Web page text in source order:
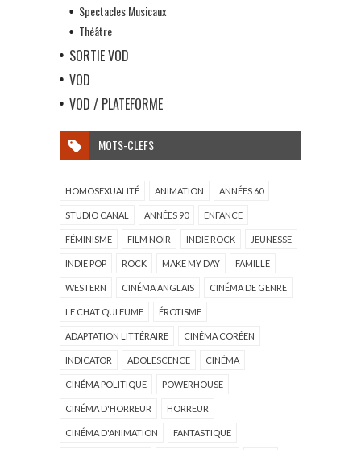
Spectacles Musicaux
Théâtre
SORTIE VOD
VOD
VOD / PLATEFORME
MOTS-CLEFS
HOMOSEXUALITÉ ANIMATION ANNÉES 60
STUDIO CANAL ANNÉES 90 ENFANCE
FÉMINISME FILM NOIR INDIE ROCK JEUNESSE
INDIE POP ROCK MAKE MY DAY FAMILLE
WESTERN CINÉMA ANGLAIS CINÉMA DE GENRE
LE CHAT QUI FUME ÉROTISME
ADAPTATION LITTÉRAIRE CINÉMA CORÉEN
INDICATOR ADOLESCENCE CINÉMA
CINÉMA POLITIQUE POWERHOUSE
CINÉMA D'HORREUR HORREUR
CINÉMA D'ANIMATION FANTASTIQUE